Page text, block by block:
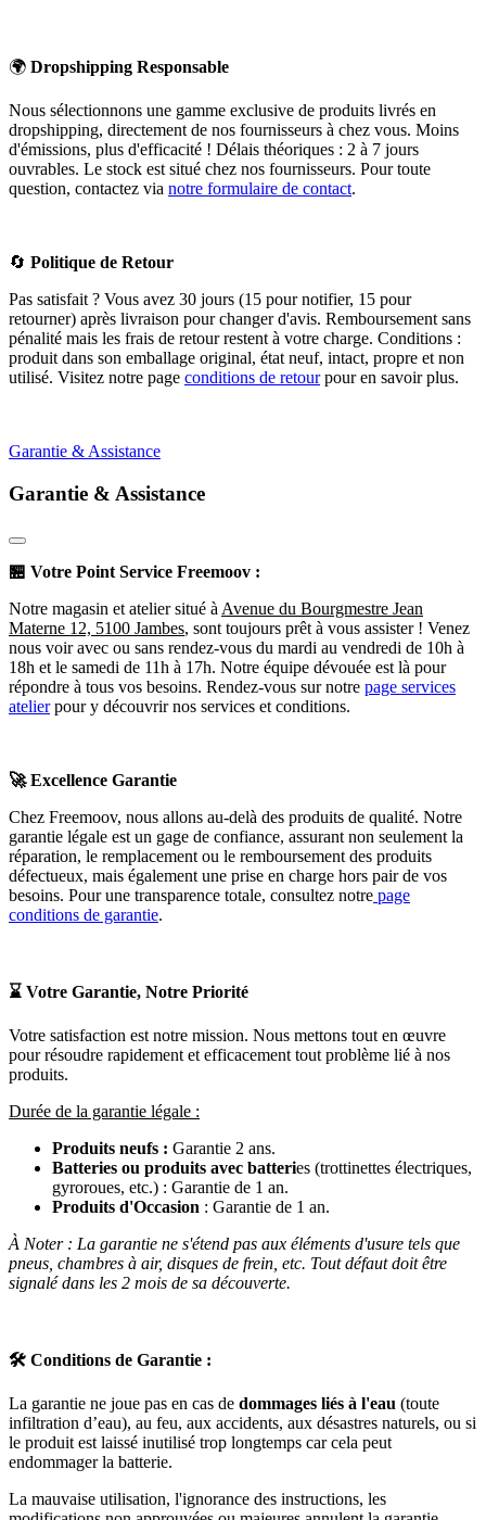
🌍 Dropshipping Responsable
Nous sélectionnons une gamme exclusive de produits livrés en
dropshipping, directement de nos fournisseurs à chez vous. Moins
d'émissions, plus d'efficacité ! Délais théoriques : 2 à 7 jours
ouvrables. Le stock est situé chez nos fournisseurs. Pour toute
question, contactez via notre formulaire de contact.
🔄 Politique de Retour
Pas satisfait ? Vous avez 30 jours (15 pour notifier, 15 pour
retourner) après livraison pour changer d'avis. Remboursement sans
pénalité mais les frais de retour restent à votre charge. Conditions :
produit dans son emballage original, état neuf, intact, propre et non
utilisé. Visitez notre page conditions de retourpour en savoir plus.
Garantie & Assistance
Garantie & Assistance
🏪 Votre Point Service Freemoov :
Notre magasin et atelier situé à Avenue du Bourgmestre Jean
Materne 12, 5100 Jambes, sont toujours prêt à vous assister ! Venez
nous voir avec ou sans rendez-vous du mardi au vendredi de 10h à
18h et le samedi de 11h à 17h. Notre équipe dévouée est là pour
répondre à tous vos besoins. Rendez-vous sur notre page services
atelierpour y découvrir nos services et conditions.
🚀Excellence Garantie
Chez Freemoov, nous allons au-delà des produits de qualité. Notre
garantie légale est un gage de confiance, assurant non seulement la
réparation, le remplacement ou le remboursement des produits
défectueux, mais également une prise en charge hors pair de vos
besoins. Pour une transparence totale, consultez notre page
conditions de garantie.
⌛ Votre Garantie, Notre Priorité
Votre satisfaction est notre mission. Nous mettons tout en œuvre
pour résoudre rapidement et efficacement tout problème lié à nos
produits.
Durée de la garantie légale :
Produits neufs : Garantie 2 ans.
Batteries ou produits avec batteries (trottinettes électriques,
gyroroues, etc.) : Garantie de 1 an.
Produits d'Occasion : Garantie de 1 an.
À Noter : La garantie ne s'étend pas aux éléments d'usure tels que
pneus, chambres à air, disques de frein, etc. Tout défaut doit être
signalé dans les 2 mois de sa découverte.
🛠️ Conditions de Garantie :
La garantie ne joue pas en cas de dommages liés à l'eau (toute
infiltration d’eau), au feu, aux accidents, aux désastres naturels, ou si
le produit est laissé inutilisé trop longtemps car cela peut
endommager la batterie.
La mauvaise utilisation, l'ignorance des instructions, les